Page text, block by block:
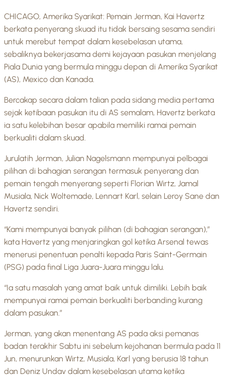
CHICAGO, Amerika Syarikat: Pemain Jerman, Kai Havertz
berkata penyerang skuad itu tidak bersaing sesama sendiri
untuk merebut tempat dalam kesebelasan utama,
sebaliknya bekerjasama demi kejayaan pasukan menjelang
Piala Dunia yang bermula minggu depan di Amerika Syarikat
(AS), Mexico dan Kanada.
Bercakap secara dalam talian pada sidang media pertama
sejak ketibaan pasukan itu di AS semalam, Havertz berkata
ia satu kelebihan besar apabila memiliki ramai pemain
berkualiti dalam skuad.
Jurulatih Jerman, Julian Nagelsmann mempunyai pelbagai
pilihan di bahagian serangan termasuk penyerang dan
pemain tengah menyerang seperti Florian Wirtz, Jamal
Musiala, Nick Woltemade, Lennart Karl, selain Leroy Sane dan
Havertz sendiri.
“Kami mempunyai banyak pilihan (di bahagian serangan),”
kata Havertz yang menjaringkan gol ketika Arsenal tewas
menerusi penentuan penalti kepada Paris Saint-Germain
(PSG) pada final Liga Juara-Juara minggu lalu.
“Ia satu masalah yang amat baik untuk dimiliki. Lebih baik
mempunyai ramai pemain berkualiti berbanding kurang
dalam pasukan.”
Jerman, yang akan menentang AS pada aksi pemanas
badan terakhir Sabtu ini sebelum kejohanan bermula pada 11
Jun, menurunkan Wirtz, Musiala, Karl yang berusia 18 tahun
dan Deniz Undav dalam kesebelasan utama ketika